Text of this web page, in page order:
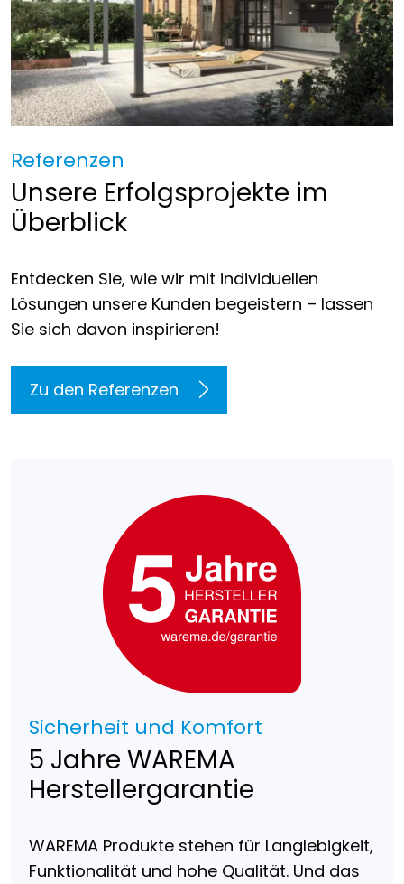
Referenzen
Unsere Erfolgsprojekte im
Überblick
Entdecken Sie, wie wir mit individuellen
Lösungen unsere Kunden begeistern – lassen
Sie sich davon inspirieren!
Zu den Referenzen
Sicherheit und Komfort
5 Jahre WAREMA
Herstellergarantie
WAREMA Produkte stehen für Langlebigkeit,
Funktionalität und hohe Qualität. Und das